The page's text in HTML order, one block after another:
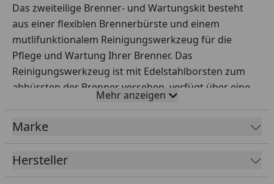
Das zweiteilige Brenner- und Wartungskit besteht
aus einer flexiblen Brennerbürste und einem
mutlifunktionalem Reinigungswerkzeug für die
Pflege und Wartung Ihrer Brenner. Das
Reinigungswerkzeug ist mit Edelstahlborsten zum
abbürsten der Brenner versehen, verfügt über eine
Nadel zum reinigen der Brennerbürste und ist mit
einem Edelstahlschaber ausgestattet um hartnäckige
Verschmutzungen an Ihrem Brenner zu lösen.
Mehr anzeigen
Marke
Hersteller